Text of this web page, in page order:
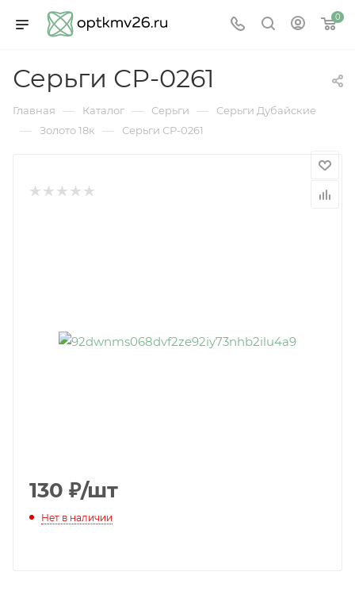
0
Серьги СР-0261
Главная — Каталог — Серьги — Серьги Дубайские
— Золото 18к — Серьги СР-0261
130 ₽/шт
Нет в наличии